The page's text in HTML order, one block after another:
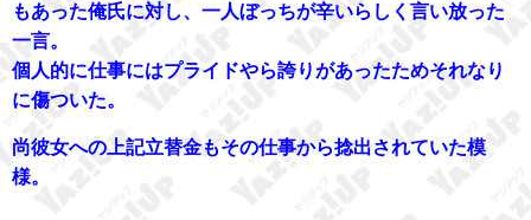
もあった俺氏に対し、一人ぼっちが辛いらしく言い放った
一言。
個人的に仕事にはプライドやら誇りがあったためそれなり
に傷ついた。
尚彼女への上記立替金もその仕事から捻出されていた模
様。